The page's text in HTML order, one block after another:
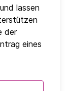
lassen
der
eines